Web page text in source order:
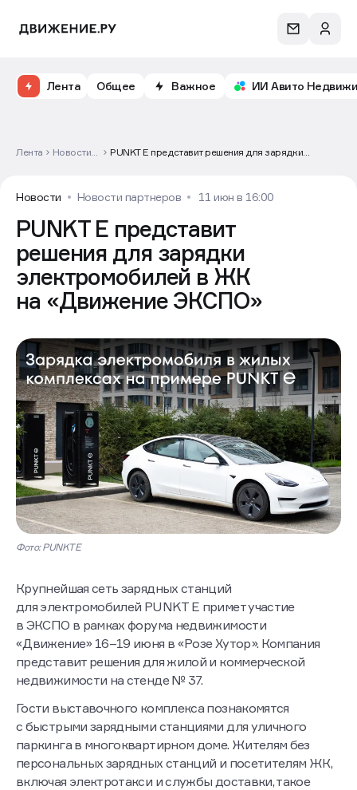
Лента Общее Важное ИИ Авито
Лента
Новости
PUNKT E представит решения для зарядки
Новости Новости партнеров 11 июн в 16:00
PUNKT E представит
решения для зарядки
электромобилей в ЖК
на «Движение ЭКСПО»
Фото: PUNKT E
Крупнейшая сеть зарядных станций
для электромобилей PUNKT E примет участие
в ЭКСПО в рамках форума недвижимости
«Движение» 16–19 июня в «Розе Хутор». Компания
представит решения для жилой и коммерческой
недвижимости на стенде № 37.
Гости выставочного комплекса познакомятся
с быстрыми зарядными станциями для уличного
паркинга в многоквартирном доме. Жителям без
персональных зарядных станций и посетителям ЖК,
включая электротакси и службы доставки, такое